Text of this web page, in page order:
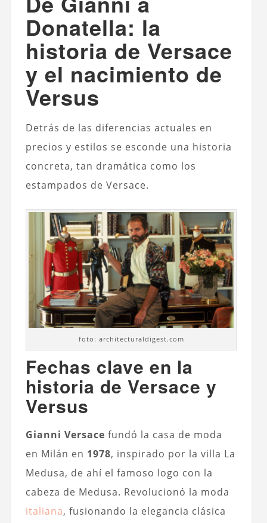
Donatella: la
historia de Versace
y el nacimiento de
Versus
Detrás de las diferencias actuales en
precios y estilos se esconde una historia
concreta, tan dramática como los
estampados de Versace.
foto: architecturaldigest.com
Fechas clave en la
historia de Versace y
Versus
Gianni Versace fundó la casa de moda
en Milán en 1978, inspirado por la villa La
Medusa, de ahí el famoso logo con la
cabeza de Medusa. Revolucionó la moda
italiana, fusionando la elegancia clásica